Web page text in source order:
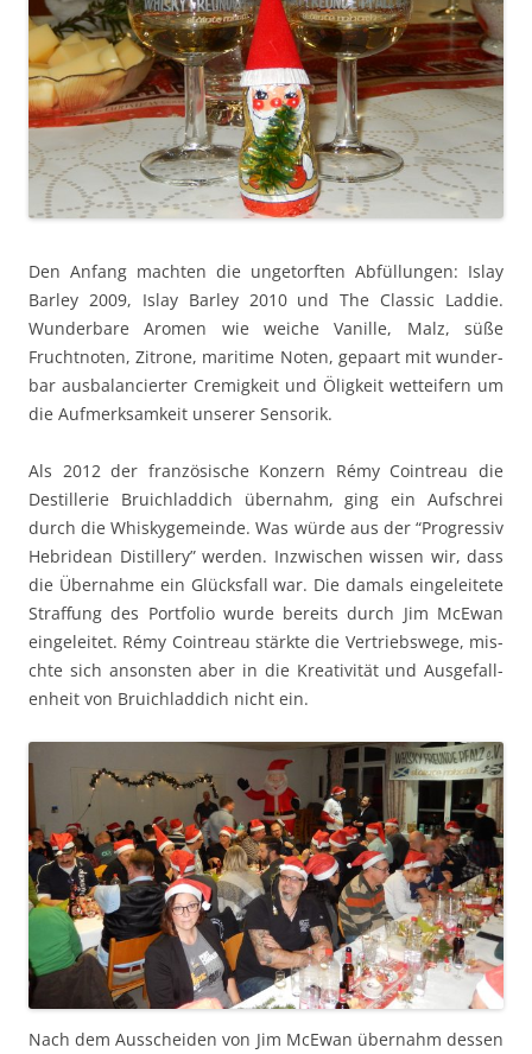
Den Anfang macht­en die unge­torften Abfül­lun­gen: Islay
Bar­ley 2009, Islay Bar­ley 2010 und The Clas­sic Lad­die.
Wun­der­bare Aromen wie weiche Vanille, Malz, süße
Frucht­noten, Zitrone, mar­itime Noten, gepaart mit wun­der­
bar aus­bal­anciert­er Cremigkeit und Öligkeit wet­teifern um
die Aufmerk­samkeit unser­er Sensorik.
Als 2012 der franzö­sis­che Konz­ern Rémy Coin­treau die
Des­til­lerie Bruich­lad­dich über­nahm, ging ein Auf­schrei
durch die Whiskyge­meinde. Was würde aus der “Pro­gres­siv
Hebridean Dis­tillery” wer­den. Inzwis­chen wis­sen wir, dass
die Über­nahme ein Glücks­fall war. Die damals ein­geleit­ete
Straf­fung des Port­fo­lio wurde bere­its durch Jim McE­wan
ein­geleit­et. Rémy Coin­treau stärk­te die Ver­trieb­swege, mis­
chte sich anson­sten aber in die Kreativ­ität und Aus­ge­fal­l­
en­heit von Bruich­lad­dich nicht ein.
Nach dem Auss­chei­den von Jim McE­wan über­nahm dessen